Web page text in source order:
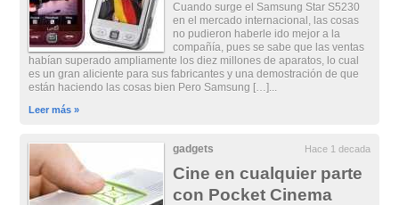
Cuando surge el Samsung Star S5230
en el mercado internacional, las cosas
no pudieron haberle ido mejor a la
compañía, pues se sabe que las ventas
habían superado ampliamente los diez millones de aparatos, lo cual
es un gran aliciente para sus fabricantes y una demostración de que
están haciendo las cosas bien Pero Samsung […]...
Leer más »
gadgets Hace 1 decada
Cine en cualquier parte
con Pocket Cinema